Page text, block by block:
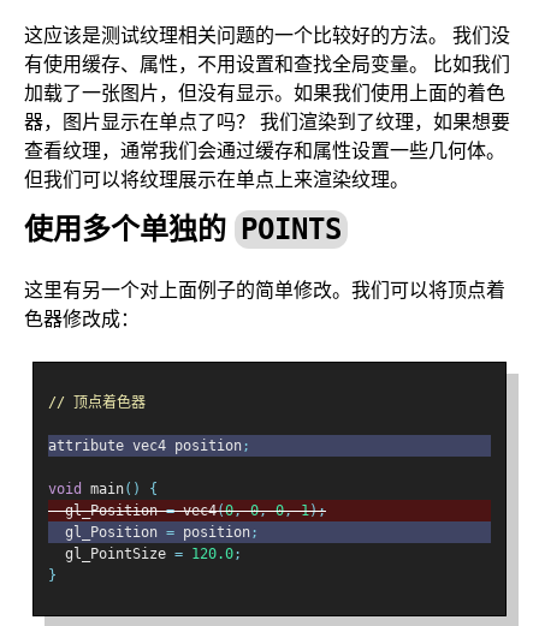
这应该是测试纹理相关问题的一个比较好的方法。 我们没
有使用缓存、属性，不用设置和查找全局变量。 比如我们
加载了一张图片，但没有显示。如果我们使用上面的着色
器，图片显示在单点了吗？ 我们渲染到了纹理，如果想要
查看纹理，通常我们会通过缓存和属性设置一些几何体。
但我们可以将纹理展示在单点上来渲染纹理。
使用多个单独的 POINTS
这里有另一个对上面例子的简单修改。我们可以将顶点着
色器修改成：
// 顶点着色器
attribute vec4 position;
void main()
{
  gl_Position
= vec4(0, 0, 0, 1);
  gl_Position
= position;
  gl_PointSize
= 120.0;
}